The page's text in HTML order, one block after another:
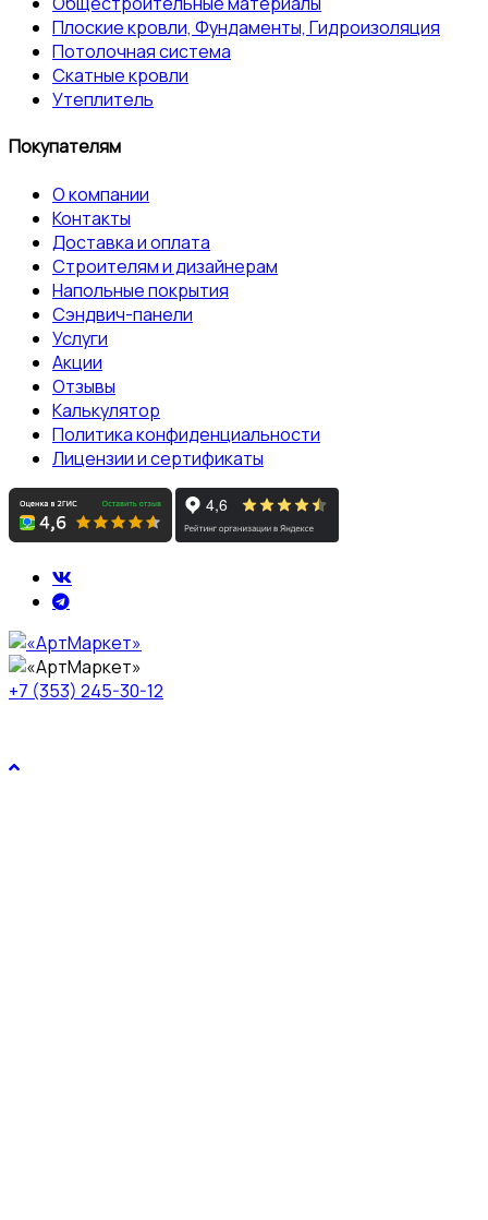
Плоские кровли, Фундаменты, Гидроизоляция
Потолочная система
Скатные кровли
Утеплитель
Покупателям
О компании
Контакты
Доставка и оплата
Строителям и дизайнерам
Напольные покрытия
Сэндвич-панели
Услуги
Акции
Отзывы
Калькулятор
Политика конфиденциальности
Лицензии и сертификаты
+7 (353) 245-30-12